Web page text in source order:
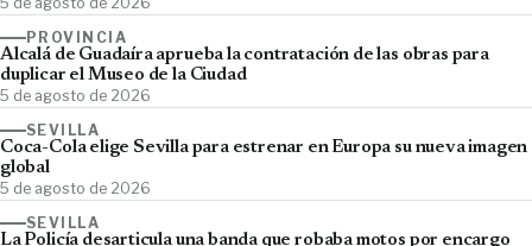
PROVINCIA
Alcalá de Guadaíra aprueba la contratación de las obras para
duplicar el Museo de la Ciudad
5 de agosto de 2026
SEVILLA
Coca-Cola elige Sevilla para estrenar en Europa su nueva imagen
global
5 de agosto de 2026
SEVILLA
La Policía desarticula una banda que robaba motos por encargo